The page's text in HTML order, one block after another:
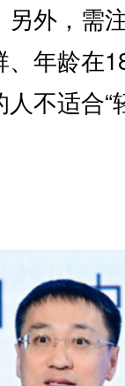
外，需
年龄在
不适合“